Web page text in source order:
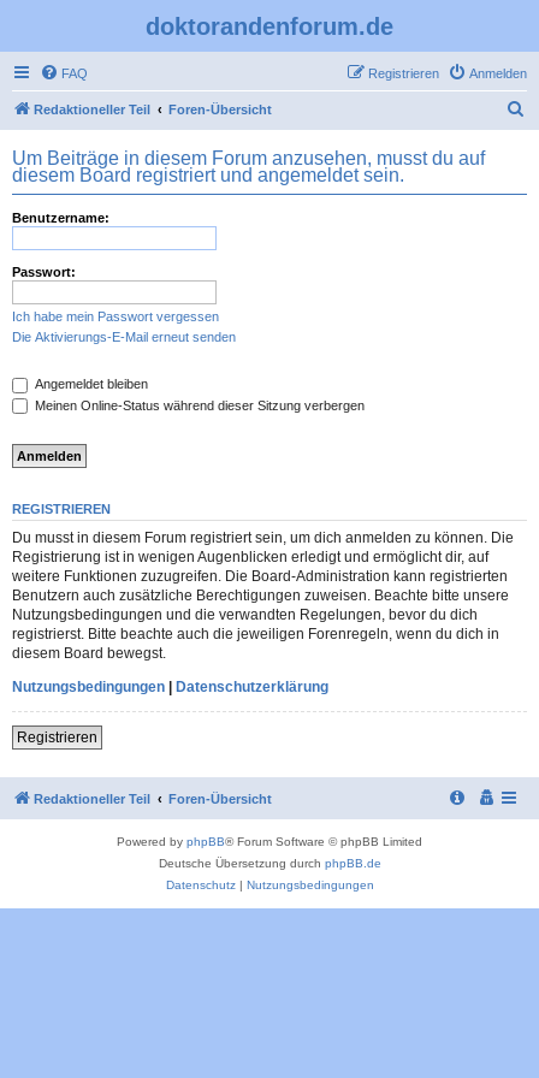
doktorandenforum.de
FAQ Anmelden
Registrieren
Redaktioneller Teil Foren-Übersicht
h
Um Beiträge in diesem Forum anzusehen, musst du auf
diesem Board registriert und angemeldet sein.
Benutzername:
Passwort:
Ich habe mein Passwort vergessen
Die Aktivierungs-E-Mail erneut senden
Angemeldet bleiben
Meinen Online-Status während dieser Sitzung verbergen
REGISTRIEREN
Du musst in diesem Forum registriert sein, um dich anmelden zu können. Die
Registrierung ist in wenigen Augenblicken erledigt und ermöglicht dir, auf
weitere Funktionen zuzugreifen. Die Board-Administration kann registrierten
Benutzern auch zusätzliche Berechtigungen zuweisen. Beachte bitte unsere
Nutzungsbedingungen und die verwandten Regelungen, bevor du dich
registrierst. Bitte beachte auch die jeweiligen Forenregeln, wenn du dich in
diesem Board bewegst.
Nutzungsbedingungen | Datenschutzerklärung
Registrieren
Redaktioneller Teil Foren-Übersicht
Powered by phpBB® Forum Software © phpBB Limited
Deutsche Übersetzung durch phpBB.de
Datenschutz| Nutzungsbedingungen